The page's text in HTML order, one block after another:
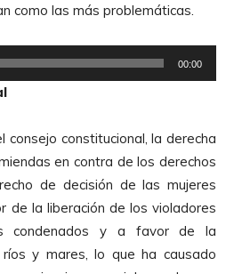
como las más problemáticas.
00:00
consejo constitucional, la derecha
en contra de los derechos
de decisión de las mujeres
de la liberación de los violadores
condenados y a favor de la
y mares, lo que ha causado